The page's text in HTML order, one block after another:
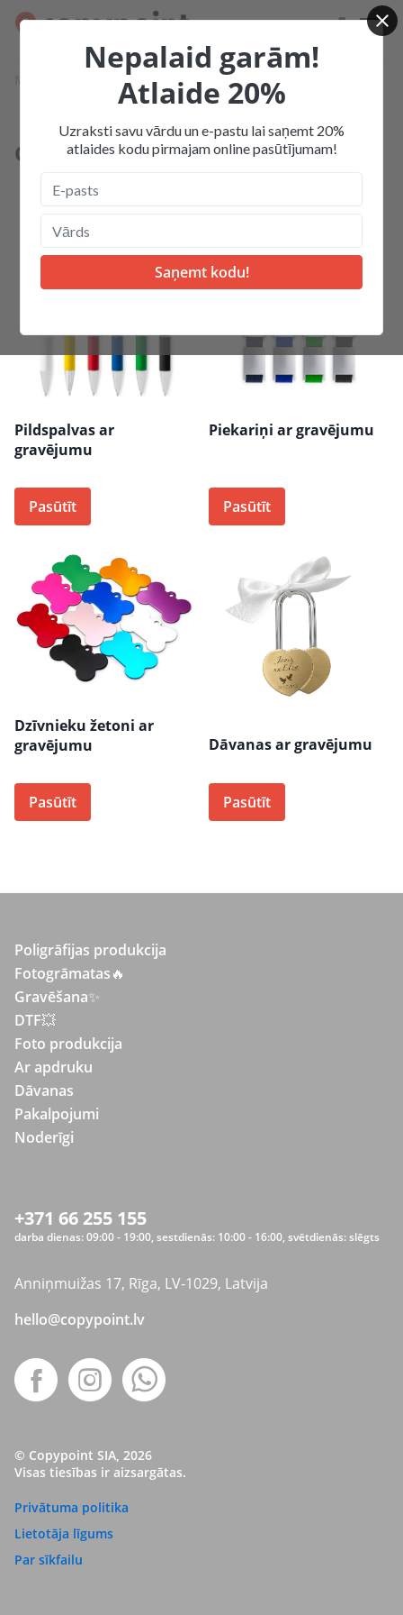
Produkcija Gravēšana
Gravēšana
Pildspalvas ar
gravējumu
Pasūtīt
Piekariņi ar gravējumu
Pasūtīt
Dzīvnieku žetoni ar
gravējumu
Pasūtīt
Dāvanas ar gravējumu
Pasūtīt
Poligrāfijas produkcija
Fotogrāmatas🔥
Gravēšana✨
DTF💥
Foto produkcija
Ar apdruku
Dāvanas
Pakalpojumi
Noderīgi
+371 66 255 155
darba dienas: 09:00 - 19:00, sestdienās: 10:00 - 16:00, svētdienās: slēgts
Anniņmuižas 17, Rīga, LV-1029, Latvija
hello@copypoint.lv
© Copypoint SIA, 2026
Visas tiesības ir aizsargātas.
Privātuma politika
Lietotāja līgums
Par sīkfailu
Nepalaid garām!
Atlaide 20%
Uzraksti savu vārdu un e-pastu lai saņemt 20%
atlaides kodu pirmajam online pasūtījumam!